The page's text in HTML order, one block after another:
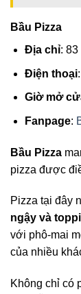
Bầu Pizza
Địa chỉ: 83
Điện thoại
Giờ mở
Fanpage:
Bầu Pizza
pizza được
Pizza tại đây
ngậy và
với phô-mai
của nhiều
Không chỉ có